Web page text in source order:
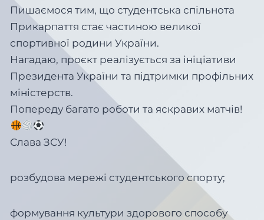
Пишаємося тим, що студентська спільнота
Прикарпаття стає частиною великої
спортивної родини України.
Нагадаю, проєкт реалізується за ініціативи
Президента України та підтримки профільних
міністерств.
Попереду багато роботи та яскравих матчів!
Слава ЗСУ!
розбудова мережі студентського спорту;
формування культури здорового способу